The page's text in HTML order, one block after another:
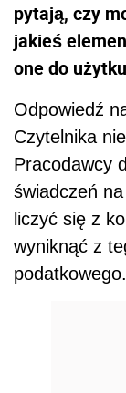
pytają, czy
jakieś
one do
Odpowiedź
Czytelnika
Pracodawcy
świadczeń
liczyć się z
wyniknąć z
podatkowego.